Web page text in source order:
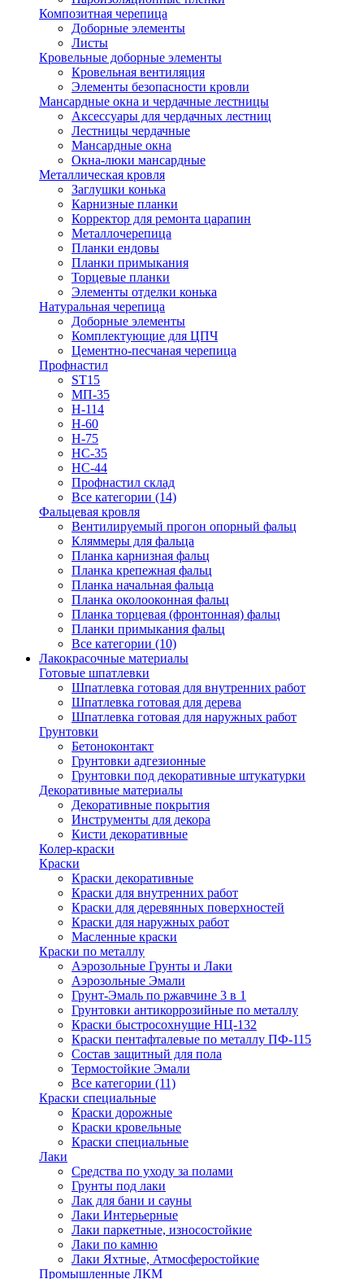
Композитная черепица
Доборные элементы
Листы
Кровельные доборные элементы
Кровельная вентиляция
Элементы безопасности кровли
Мансардные окна и чердачные лестницы
Аксессуары для чердачных лестниц
Лестницы чердачные
Мансардные окна
Окна-люки мансардные
Металлическая кровля
Заглушки конька
Карнизные планки
Корректор для ремонта царапин
Металлочерепица
Планки ендовы
Планки примыкания
Торцевые планки
Элементы отделки конька
Натуральная черепица
Доборные элементы
Комплектующие для ЦПЧ
Цементно-песчаная черепица
Профнастил
ST15
МП-35
Н-114
Н-60
Н-75
НС-35
НС-44
Профнастил склад
Все категории (14)
Фальцевая кровля
Вентилируемый прогон опорный фальц
Кляммеры для фальца
Планка карнизная фальц
Планка крепежная фальц
Планка начальная фальца
Планка околооконная фальц
Планка торцевая (фронтонная) фальц
Планки примыкания фальц
Все категории (10)
Лакокрасочные материалы
Готовые шпатлевки
Шпатлевка готовая для внутренних работ
Шпатлевка готовая для дерева
Шпатлевка готовая для наружных работ
Грунтовки
Бетоноконтакт
Грунтовки адгезионные
Грунтовки под декоративные штукатурки
Декоративные материалы
Декоративные покрытия
Инструменты для декора
Кисти декоративные
Колер-краски
Краски
Краски декоративные
Краски для внутренних работ
Краски для деревянных поверхностей
Краски для наружных работ
Масленные краски
Краски по металлу
Аэрозольные Грунты и Лаки
Аэрозольные Эмали
Грунт-Эмаль по ржавчине 3 в 1
Грунтовки антикоррозийные по металлу
Краски быстросохнущие НЦ-132
Краски пентафталевые по металлу ПФ-115
Состав защитный для пола
Термостойкие Эмали
Все категории (11)
Краски специальные
Краски дорожные
Краски кровельные
Краски специальные
Лаки
Cредства по уходу за полами
Грунты под лаки
Лак для бани и сауны
Лаки Интерьерные
Лаки паркетные, износостойкие
Лаки по камню
Лаки Яхтные, Атмосферостойкие
Промышленные ЛКМ